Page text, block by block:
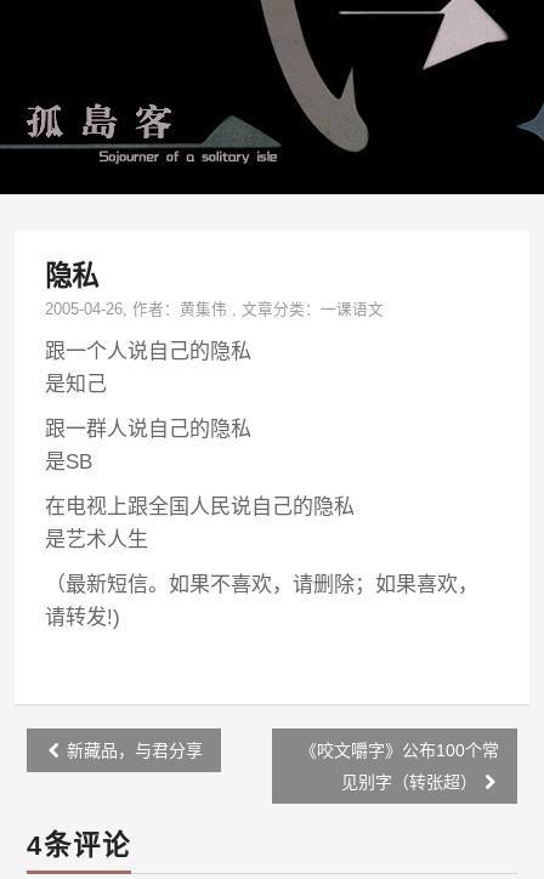
隐私
2005-04-26, 作者：黄集伟 ,文章分类：一课语文
跟一个人说自己的隐私
是知己
跟一群人说自己的隐私
是SB
在电视上跟全国人民说自己的隐私
是艺术人生
（最新短信。如果不喜欢，请删除；如果喜欢，
请转发!)
Post
navigation
新藏品，与君分享
《咬文嚼字》公布100个常
见别字（转张超）
4条评论